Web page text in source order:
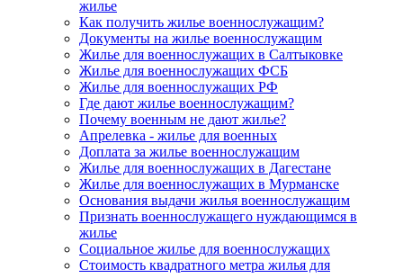
жилье
Как получить жилье военнослужащим?
Документы на жилье военнослужащим
Жилье для военнослужащих в Салтыковке
Жилье для военнослужащих ФСБ
Жилье для военнослужащих РФ
Где дают жилье военнослужащим?
Почему военным не дают жилье?
Апрелевка - жилье для военных
Доплата за жилье военнослужащим
Жилье для военнослужащих в Дагестане
Жилье для военнослужащих в Мурманске
Основания выдачи жилья военнослужащим
Признать военнослужащего нуждающимся в
жилье
Социальное жилье для военнослужащих
Стоимость квадратного метра жилья для